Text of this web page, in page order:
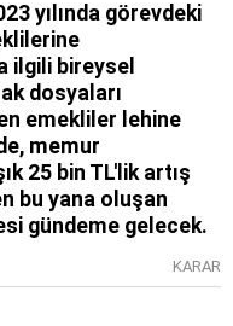
yılında görevdeki
ilgili bireysel
dosyaları
emekliler lehine
memur
25 bin TL'lik artış
bu yana oluşan
gündeme gelecek.
KARAR